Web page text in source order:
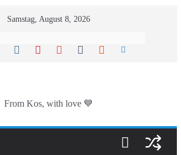
Samstag, August 8, 2026
From Kos, with love 💙